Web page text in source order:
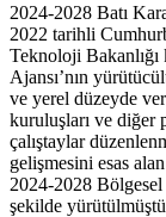
2024-2028 Batı
2022 tarihli
Teknoloji
Ajansı’nın
ve yerel düzeyde
kuruluşları ve diğer
çalıştaylar
gelişmesini esas
2024-2028
şekilde